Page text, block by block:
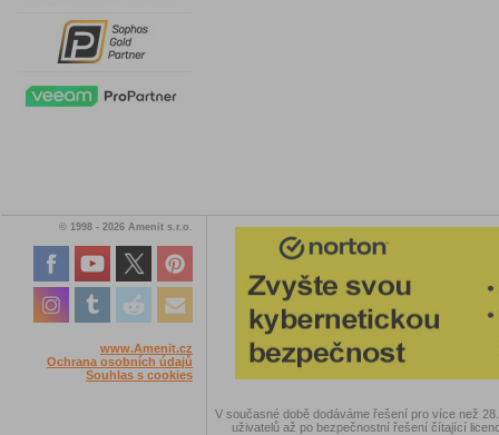
© 1998 - 2026 Amenit s.r.o.
www.Amenit.cz
Ochrana osobních údajů
Souhlas s cookies
V současné době dodáváme řešení pro více než
uživatelů až po bezpečnostní řešení čítající